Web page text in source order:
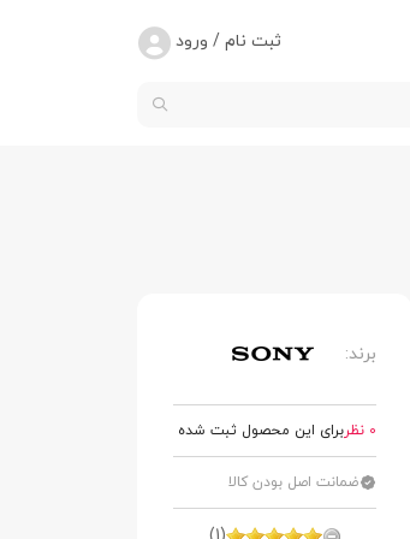
ثبت نام / ورود
برند:
0 نظر برای این محصول ثبت شده
ضمانت اصل بودن کالا